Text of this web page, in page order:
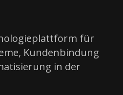
für
Kundenbindung
in der